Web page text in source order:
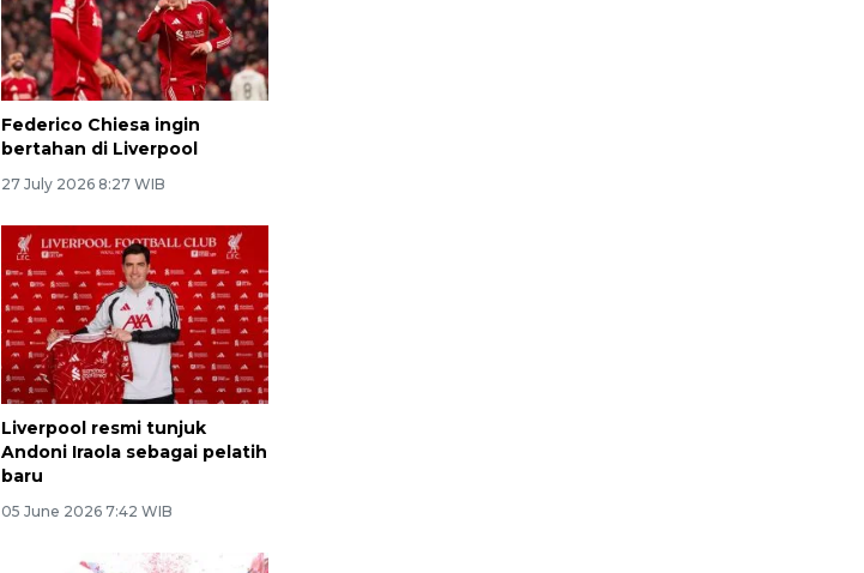
Federico Chiesa ingin
bertahan di Liverpool
27 July 2026 8:27 WIB
Liverpool resmi tunjuk
Andoni Iraola sebagai pelatih
baru
05 June 2026 7:42 WIB